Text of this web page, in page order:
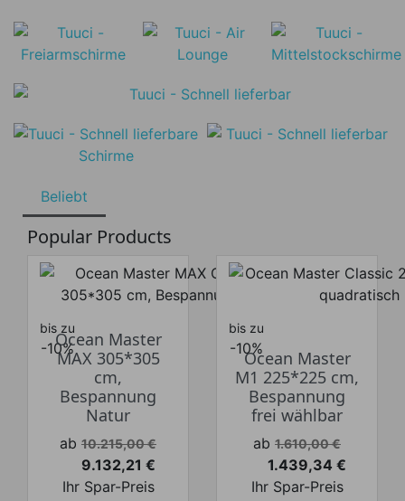
Beliebt
Popular Products
bis zu
-10%
Ocean Master
MAX 305*305
cm,
Bespannung
Natur
Verkaufspreis
ab 10.215,00 €
Preis
9.132,21 €
Ihr Spar-Preis
bis zu
-10%
Ocean Master
M1 225*225 cm,
Bespannung
frei wählbar
Verkaufspreis
ab 1.610,00 €
Preis
1.439,34 €
Ihr Spar-Preis